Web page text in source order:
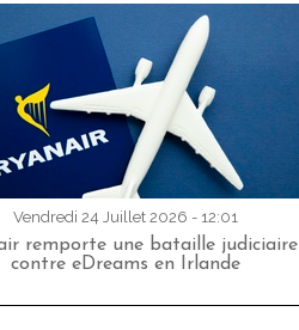
Vendredi 24 Juillet 2026 - 12:01
remporte une bataille judiciaire
contre eDreams en Irlande